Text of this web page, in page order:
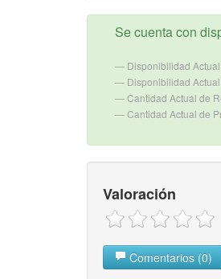
Se cuenta con
Disponibilidad
Disponibilidad
Cantidad Actual de
Cantidad Actual de
Valoración
Comentarios (0)